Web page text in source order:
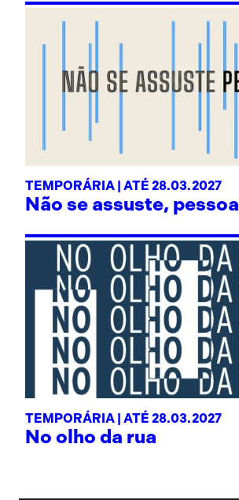
TEMPORÁRIA | ATÉ 28.03.2027
Não se assuste, pessoa
TEMPORÁRIA | ATÉ 28.03.2027
No olho da rua